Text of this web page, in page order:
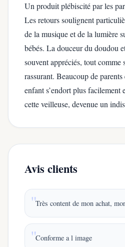
Un produit plébiscité par les
Les retours soulignent
de la musique et de la lumière
bébés. La douceur du doudou
souvent appréciés, tout comme
rassurant. Beaucoup de
enfant s’endort plus facilement
cette veilleuse, devenue un
Avis clients
Très content de mon achat,
Conforme a l image